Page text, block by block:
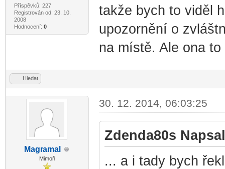
Příspěvků: 227
Registrován od: 23. 10.
2008
Hodnocení: 0
takže bych to viděl
upozornění o
na místě. Ale ona
Hledat
Magramal
Mimoň
30. 12. 2014, 06:03:25
Zdenda80s
... a i tady bych